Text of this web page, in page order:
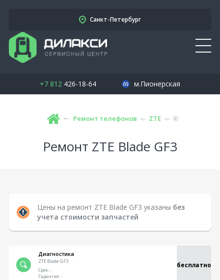
Санкт-Петербург
+7 812426-18-64 м.Пионерская
Ремонт телефонов ZTE
Ремонт ZTE Blade GF3
Цены на ремонт ZTE Blade GF3 указаны без
учета стоимости запчастей
Диагностика
ZTE Blade GF3 бесплатно
Срок:-
Гарантия:-